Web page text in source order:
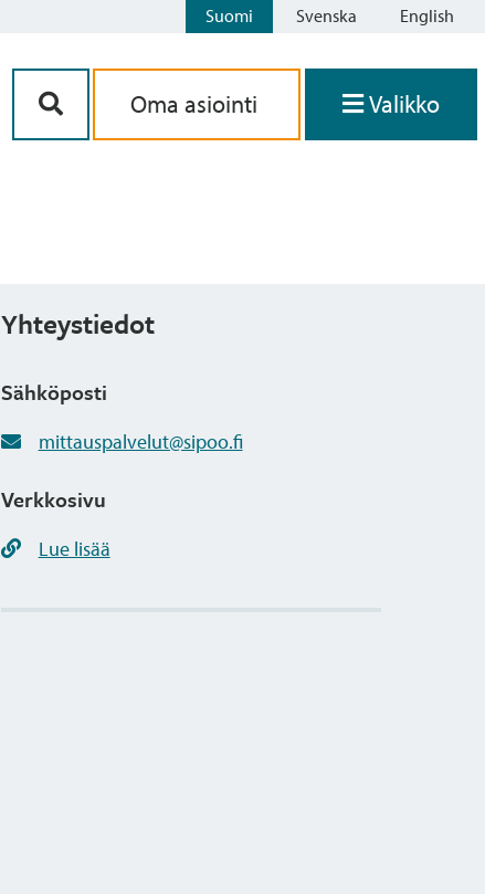
Suomi Svenska English
Oma asiointi Valikko
Yhteystiedot
Sähköposti
mittauspalvelut@sipoo.fi
Verkkosivu
Lue lisää